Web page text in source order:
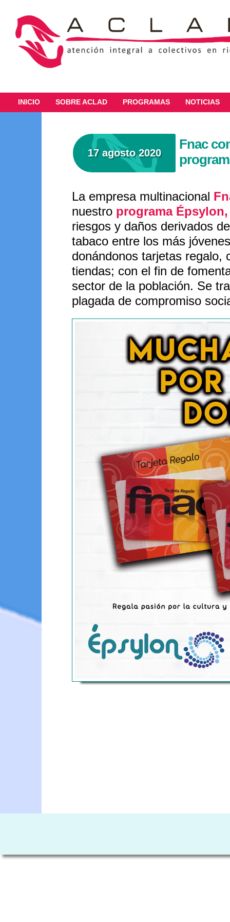
INICIO SOBRE ACLAD PROGRAMAS NOTICIAS
17 agosto 2020
Fnac
La empresa multinacional
nuestro programa Épsylon,
riesgos y daños derivados
tabaco entre los más
donándonos tarjetas regalo,
tiendas; con el fin de
sector de la población. Se
plagada de compromiso